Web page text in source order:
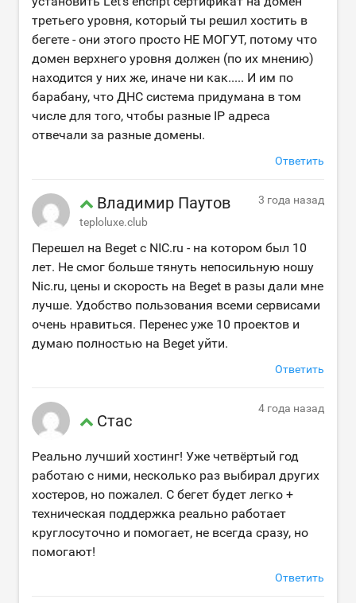
третьего уровня, который ты решил хостить в
бегете - они этого просто НЕ МОГУТ, потому что
домен верхнего уровня должен (по их мнению)
находится у них же, иначе ни как..... И им по
барабану, что ДНС система придумана в том
числе для того, чтобы разные IP адреса
отвечали за разные домены.
Ответить
Владимир Паутов
teploluxe.club
3 года назад
Перешел на Beget с NIC.ru - на котором был 10
лет. Не смог больше тянуть непосильную ношу
Nic.ru, цены и скорость на Beget в разы дали мне
лучше. Удобство пользования всеми сервисами
очень нравиться. Перенес уже 10 проектов и
думаю полностью на Beget уйти.
Ответить
Стас
4 года назад
Реально лучший хостинг! Уже четвёртый год
работаю с ними, несколько раз выбирал других
хостеров, но пожалел. С бегет будет легко +
техническая поддержка реально работает
круглосуточно и помогает, не всегда сразу, но
помогают!
Ответить